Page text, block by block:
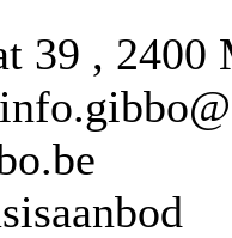
39 , 2400